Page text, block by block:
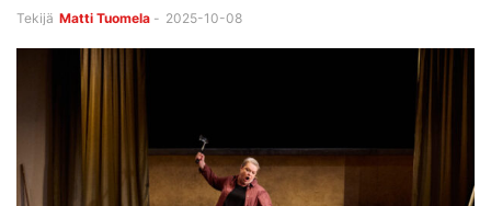
Tekijä Matti Tuomela - 2025-10-08